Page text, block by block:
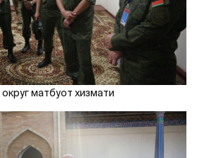
матбуот хизмати